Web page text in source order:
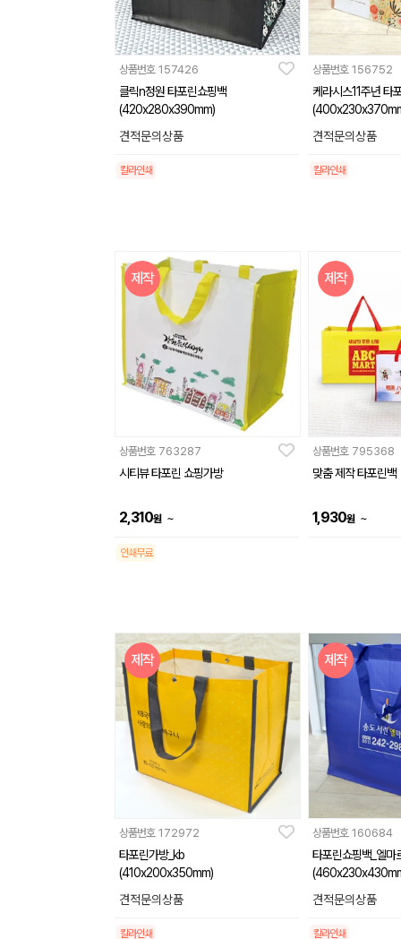
상품번호 157426
클릭n정원 타포린쇼핑백
(420x280x390mm)
견적문의상품
칼라인쇄
상품번호 156752
케라시스11주년 타
견적문의상품
칼라인쇄
제작
상품번호 763287
시티뷰 타포린 쇼핑가방
2,310원 ~
인쇄무료
제작
상품번호 795368
맞춤 제작 타포린백
1,930원 ~
제작
상품번호 172972
타포린가방_kb
(410x200x350mm)
견적문의상품
칼라인쇄
제작
상품번호 160684
타포린쇼핑백_엘마
견적문의상품
칼라인쇄